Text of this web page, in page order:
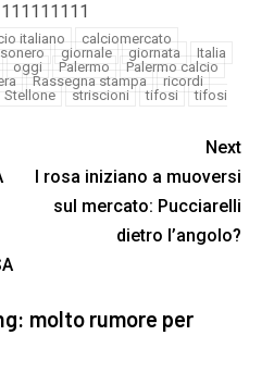
italiano
calciomercato
giornale giornata
Italia
oggi Palermo
Palermo calcio
Rassegna stampa
ricordi
Stellone striscioni tifosi
tifosi
Next
I rosa iniziano a muoversi
sul mercato: Pucciarelli
dietro l’angolo?
molto rumore per